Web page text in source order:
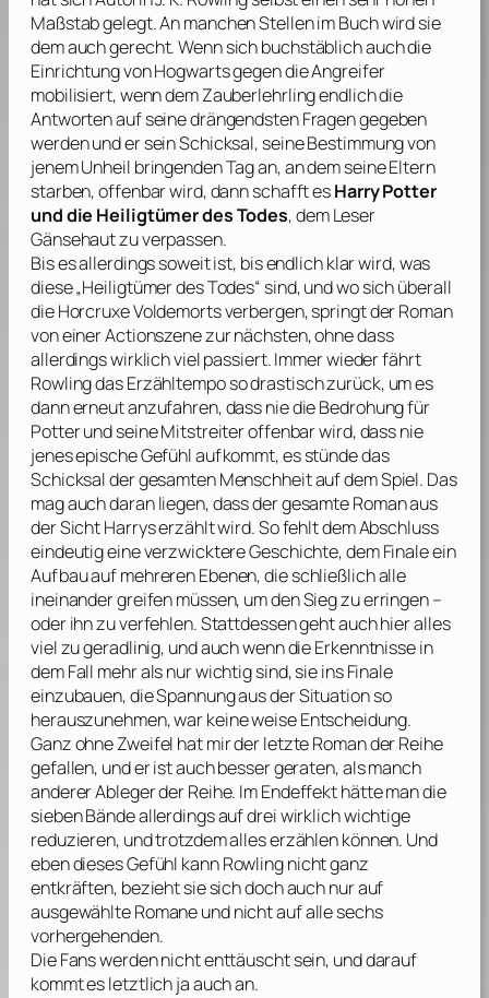
Maßstab gelegt. An manchen Stellen im Buch wird sie
dem auch gerecht. Wenn sich buchstäblich auch die
Einrichtung von Hogwarts gegen die Angreifer
mobilisiert, wenn dem Zauberlehrling endlich die
Antworten auf seine drängendsten Fragen gegeben
werden und er sein Schicksal, seine Bestimmung von
jenem Unheil bringenden Tag an, an dem seine Eltern
starben, offenbar wird, dann schafft esHarry Potter
und die Heiligtümer des Todes, dem Leser
Gänsehaut zu verpassen.
Bis es allerdings soweit ist, bis endlich klar wird, was
diese „Heiligtümer des Todes“ sind, und wo sich überall
die Horcruxe Voldemorts verbergen, springt der Roman
von einer Actionszene zur nächsten, ohne dass
allerdings wirklich viel passiert. Immer wieder fährt
Rowlingdas Erzähltempo so drastisch zurück, um es
dann erneut anzufahren, dass nie die Bedrohung für
Potter und seine Mitstreiter offenbar wird, dass nie
jenes epische Gefühl aufkommt, es stünde das
Schicksal der gesamten Menschheit auf dem Spiel. Das
mag auch daran liegen, dass der gesamte Roman aus
der Sicht Harrys erzählt wird. So fehlt dem Abschluss
eindeutig eine verzwicktere Geschichte, dem Finale ein
Aufbau auf mehreren Ebenen, die schließlich alle
ineinander greifen müssen, um den Sieg zu erringen –
oder ihn zu verfehlen. Stattdessen geht auch hier alles
viel zu geradlinig, und auch wenn die Erkenntnisse in
dem Fall mehr als nur wichtig sind, sie ins Finale
einzubauen, die Spannung aus der Situation so
herauszunehmen, war keine weise Entscheidung.
Ganz ohne Zweifel hat mir der letzte Roman der Reihe
gefallen, und er ist auch besser geraten, als manch
anderer Ableger der Reihe. Im Endeffekt hätte man die
sieben Bände allerdings auf drei wirklich wichtige
reduzieren, und trotzdem alles erzählen können. Und
eben dieses Gefühl kannRowlingnicht ganz
entkräften, bezieht sie sich doch auch nur auf
ausgewählte Romane und nicht auf alle sechs
vorhergehenden.
Die Fans werden nicht enttäuscht sein, und darauf
kommt es letztlich ja auch an.